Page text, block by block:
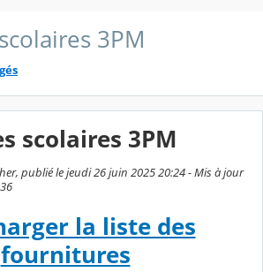
3PM
scolaires 3PM
publié le jeudi 26 juin 2025 20:24 - Mis à jour
la liste des
fournitures